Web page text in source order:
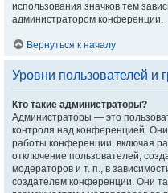
использования значков тем
администратором конференции.
Вернуться к началу
Уровни пользователей и
Кто такие администраторы?
Администраторы — это
контроля над конференцией.
работы конференции, включая
отключение пользователей,
модераторов и т. п., в
создателем конференции. Они